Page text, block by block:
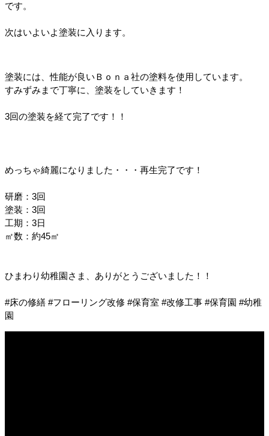
です。
次はいよいよ塗装に入ります。
塗装には、性能が良いＢｏｎａ社の塗料を使用しています。
すみずみまで丁寧に、塗装をしていきます！
3回の塗装を経て完了です！！
めっちゃ綺麗になりました・・・再生完了です！
研磨：3回
塗装：3回
工期：3日
㎡数：約45㎡
ひまわり幼稚園さま、ありがとうございました！！
#床の修繕 #フローリング改修 #保育室 #改修工事 #保育園 #幼稚
園